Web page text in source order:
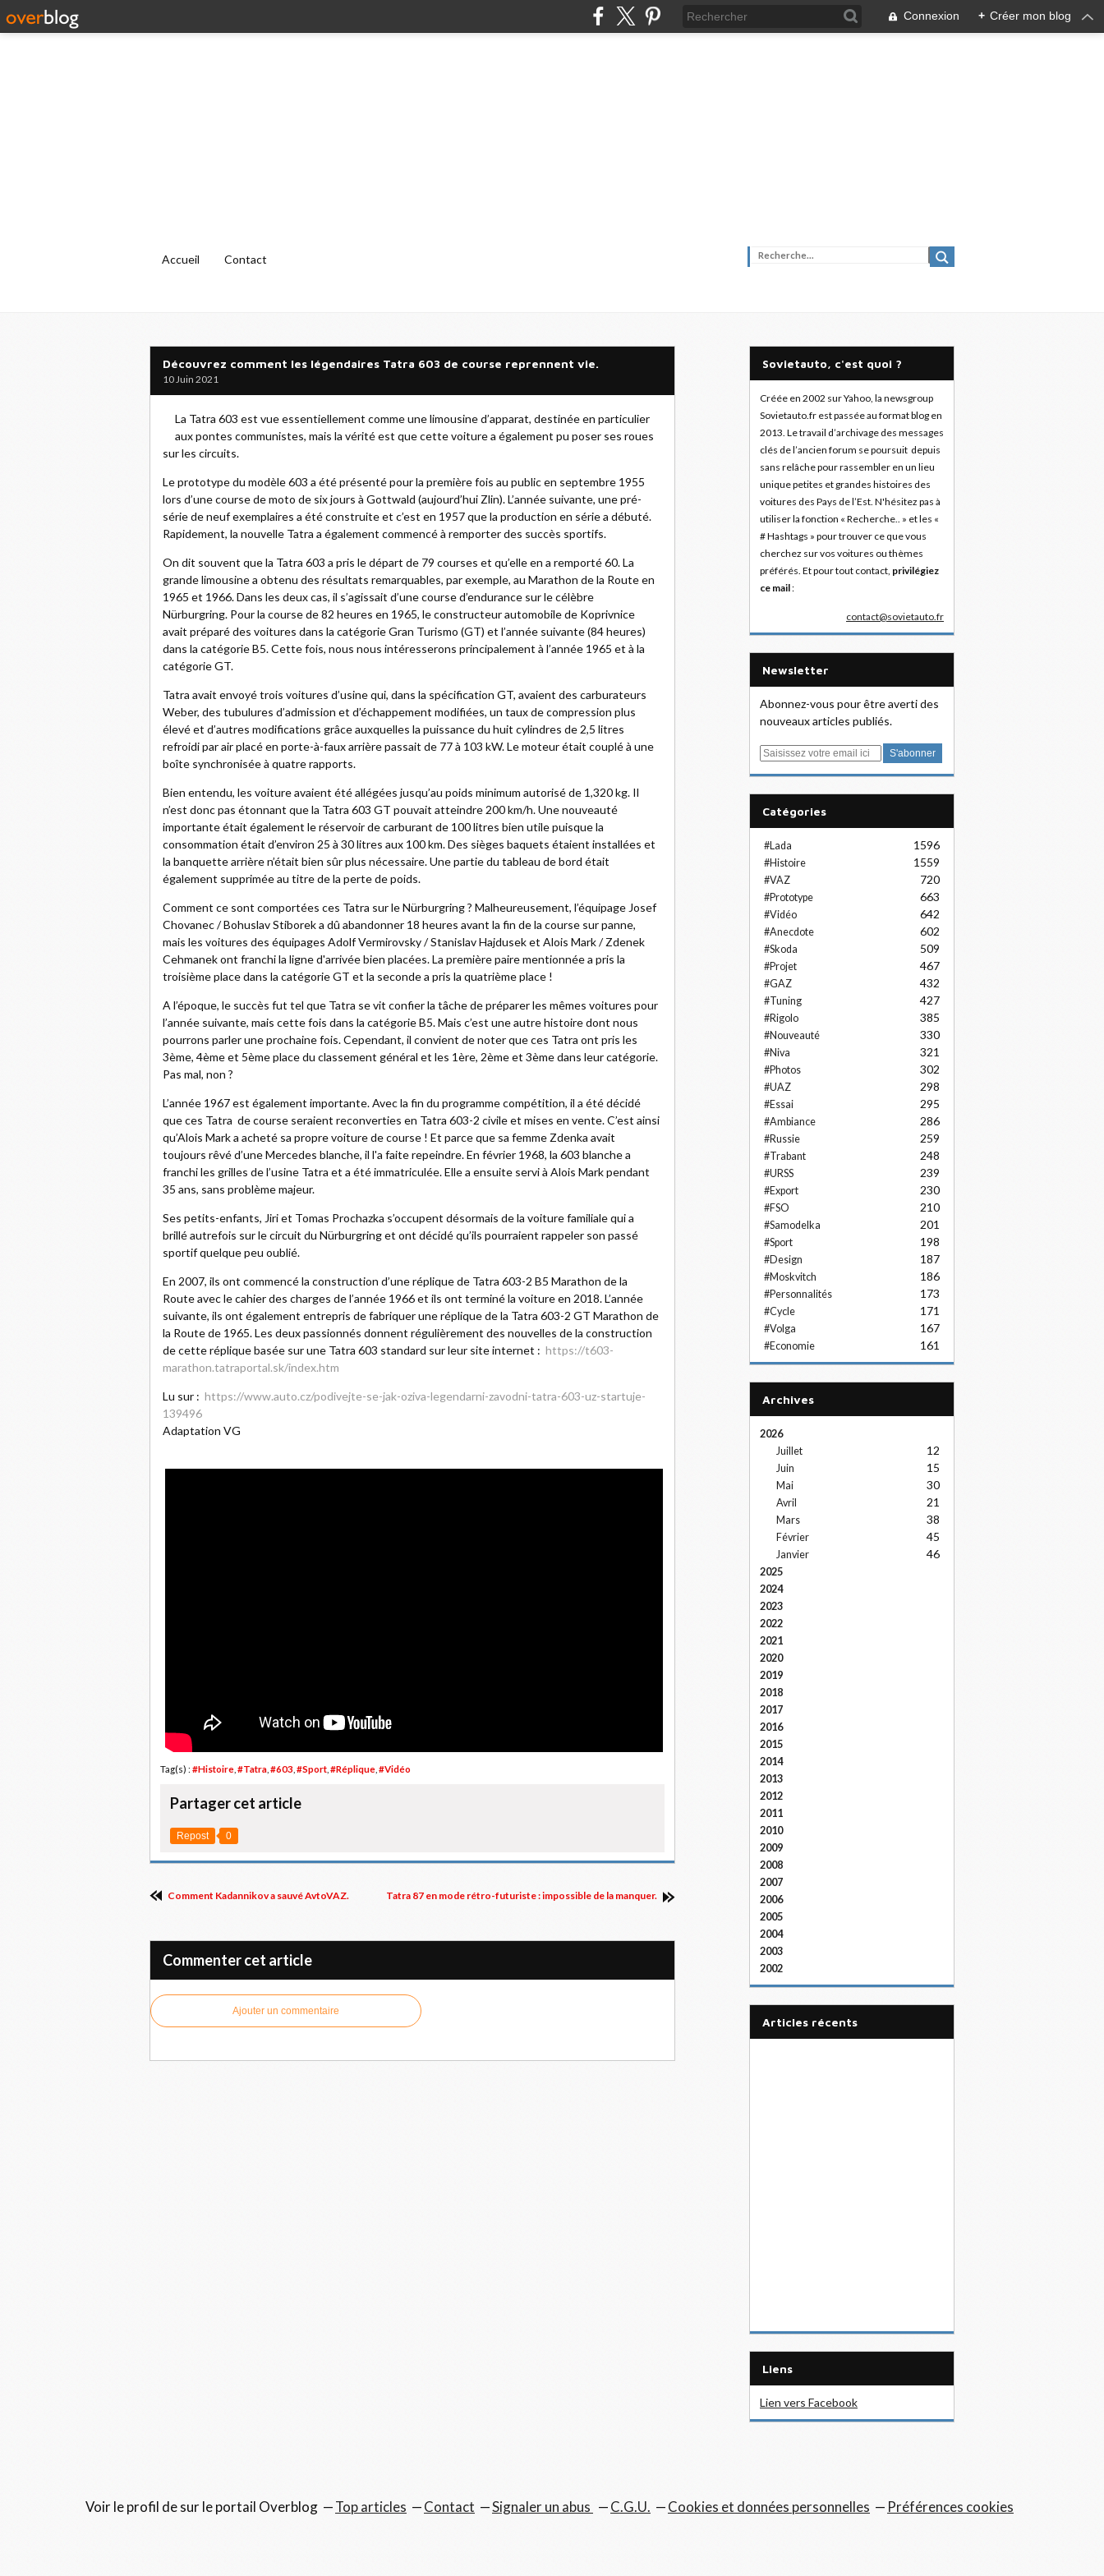
Connexion + Créer mon blog
Accueil Contact
Découvrez comment les légendaires Tatra 603 de course reprennent vie.
10 Juin 2021
La Tatra 603 est vue essentiellement comme une limousine d’apparat, destinée en particulier
aux pontes communistes, mais la vérité est que cette voiture a également pu poser ses roues
sur les circuits.
Le prototype du modèle 603 a été présenté pour la première fois au public en septembre 1955
lors d’une course de moto de six jours à Gottwald (aujourd’hui Zlin). L’année suivante, une pré-
série de neuf exemplaires a été construite et c’est en 1957 que la production en série a débuté.
Rapidement, la nouvelle Tatra a également commencé à remporter des succès sportifs.
On dit souvent que la Tatra 603 a pris le départ de 79 courses et qu’elle en a remporté 60. La
grande limousine a obtenu des résultats remarquables, par exemple, au Marathon de la Route en
1965 et 1966. Dans les deux cas, il s’agissait d’une course d’endurance sur le célèbre
Nürburgring. Pour la course de 82 heures en 1965, le constructeur automobile de Koprivnice
avait préparé des voitures dans la catégorie Gran Turismo (GT) et l’année suivante (84 heures)
dans la catégorie B5. Cette fois, nous nous intéresserons principalement à l’année 1965 et à la
catégorie GT.
Tatra avait envoyé trois voitures d’usine qui, dans la spécification GT, avaient des carburateurs
Weber, des tubulures d’admission et d’échappement modifiées, un taux de compression plus
élevé et d’autres modifications grâce auxquelles la puissance du huit cylindres de 2,5 litres
refroidi par air placé en porte-à-faux arrière passait de 77 à 103 kW. Le moteur était couplé à une
boîte synchronisée à quatre rapports.
Bien entendu, les voiture avaient été allégées jusqu’au poids minimum autorisé de 1,320 kg. Il
n’est donc pas étonnant que la Tatra 603 GT pouvait atteindre 200 km/h. Une nouveauté
importante était également le réservoir de carburant de 100 litres bien utile puisque la
consommation était d’environ 25 à 30 litres aux 100 km. Des sièges baquets étaient installées et
la banquette arrière n’était bien sûr plus nécessaire. Une partie du tableau de bord était
également supprimée au titre de la perte de poids.
Comment ce sont comportées ces Tatra sur le Nürburgring ? Malheureusement, l’équipage Josef
Chovanec / Bohuslav Stiborek a dû abandonner 18 heures avant la fin de la course sur panne,
mais les voitures des équipages Adolf Vermirovsky / Stanislav Hajdusek et Alois Mark / Zdenek
Cehmanek ont franchi la ligne d'arrivée bien placées. La première paire mentionnée a pris la
troisième place dans la catégorie GT et la seconde a pris la quatrième place !
A l’époque, le succès fut tel que Tatra se vit confier la tâche de préparer les mêmes voitures pour
l’année suivante, mais cette fois dans la catégorie B5. Mais c’est une autre histoire dont nous
pourrons parler une prochaine fois. Cependant, il convient de noter que ces Tatra ont pris les
3ème, 4ème et 5ème place du classement général et les 1ère, 2ème et 3ème dans leur catégorie.
Pas mal, non ?
L’année 1967 est également importante. Avec la fin du programme compétition, il a été décidé
que ces Tatra de course seraient reconverties en Tatra 603-2 civile et mises en vente. C’est ainsi
qu’Alois Mark a acheté sa propre voiture de course ! Et parce que sa femme Zdenka avait
toujours rêvé d’une Mercedes blanche, il l'a faite repeindre. En février 1968, la 603 blanche a
franchi les grilles de l’usine Tatra et a été immatriculée. Elle a ensuite servi à Alois Mark pendant
35 ans, sans problème majeur.
Ses petits-enfants, Jiri et Tomas Prochazka s’occupent désormais de la voiture familiale qui a
brillé autrefois sur le circuit du Nürburgring et ont décidé qu’ils pourraient rappeler son passé
sportif quelque peu oublié.
En 2007, ils ont commencé la construction d’une réplique de Tatra 603-2 B5 Marathon de la
Route avec le cahier des charges de l’année 1966 et ils ont terminé la voiture en 2018. L’année
suivante, ils ont également entrepris de fabriquer une réplique de la Tatra 603-2 GT Marathon de
la Route de 1965. Les deux passionnés donnent régulièrement des nouvelles de la construction
de cette réplique basée sur une Tatra 603 standard sur leur site internet : https://t603-
marathon.tatraportal.sk/index.htm
Lu sur : https://www.auto.cz/podivejte-se-jak-oziva-legendarni-zavodni-tatra-603-uz-startuje-
139496
Adaptation VG
Tag(s) : #Histoire #Tatra #603 #Sport #Réplique #Vidéo
Partager cet article
Repost 0
Comment Kadannikov a sauvé AvtoVAZ. Tatra 87 en mode rétro-futuriste : impossible de la manquer.
Commenter cet article
Ajouter un commentaire
Sovietauto, c'est quoi ?
Créée en 2002 sur Yahoo, la newsgroup
Sovietauto.fr est passée au format blog en
2013. Le travail d’archivage des messages
clés de l’ancien forum se poursuit depuis
sans relâche pour rassembler en un lieu
unique petites et grandes histoires des
voitures des Pays de l’Est. N'hésitez pas à
utiliser la fonction « Recherche.. » et les «
# Hashtags » pour trouver ce que vous
cherchez sur vos voitures ou thèmes
préférés. Et pour tout contact, privilégiez
ce mail:
contact@sovietauto.fr
Newsletter
Abonnez-vous pour être averti des
nouveaux articles publiés.
E
Catégories
#Lada 1596
#Histoire 1559
#VAZ 720
#Prototype 663
#Vidéo 642
#Anecdote 602
#Skoda 509
#Projet 467
#GAZ 432
#Tuning 427
#Rigolo 385
#Nouveauté 330
#Niva 321
#Photos 302
#UAZ 298
#Essai 295
#Ambiance 286
#Russie 259
#Trabant 248
#URSS 239
#Export 230
#FSO 210
#Samodelka 201
#Sport 198
#Design 187
#Moskvitch 186
#Personnalités 173
#Cycle 171
#Volga 167
#Economie 161
Archives
2026
Juillet
12
Juin 15
Mai 30
Avril 21
Mars 38
Février 45
Janvier 46
2025
2024
2023
2022
2021
2020
2019
2018
2017
2016
2015
2014
2013
2012
2011
2010
2009
2008
2007
2006
2005
2004
2003
2002
articles récents
Liens
Lien vers Facebook
Voir le profil desur le portail Overblog Top articles Contact Signaler un abus C.G.U. Cookies et données personnelles Préférences cookies